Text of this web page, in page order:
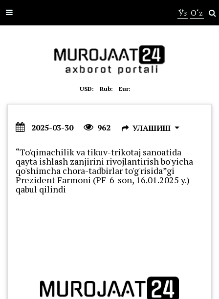
Ўз O‘z
USD: Rub: Eur:
2025-03-30 962 УЛАШИШ
“To'qimachilik va tikuv-trikotaj sanoatida
qayta ishlash zanjirini rivojlantirish bo'yicha
qo'shimcha chora-tadbirlar to'g'risida”gi
Prezident Farmoni (PF-6-son, 16.01.2025 y.)
qabul qilindi